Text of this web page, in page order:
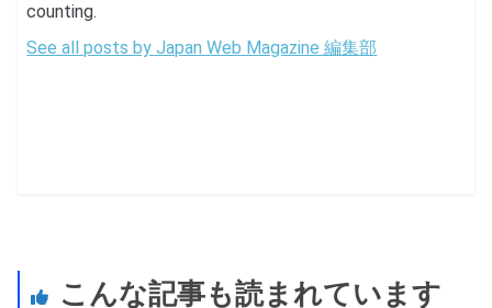
counting.
See all posts by Japan Web Magazine 編集部
こんな記事も読まれています